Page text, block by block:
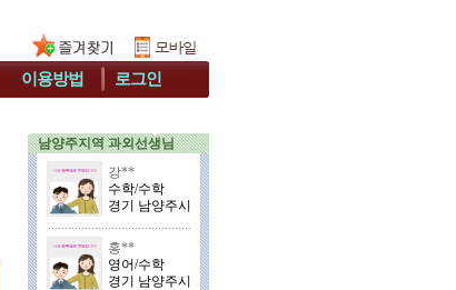
이용방법 로그인
남양주지역 과외선생님
강**
수학/수학
경기 남양주시
홍**
영어/수학
경기 남양주시